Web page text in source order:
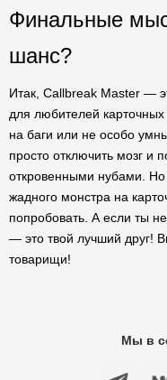
Финальные
шанс?
Итак, Callbreak Master —
для любителей
на баги или не особо
просто отключить мозг и
откровенными нубами. Но
жадного монстра на
попробовать. А если ты
— это твой лучший друг!
товарищи!
Мы в